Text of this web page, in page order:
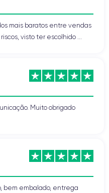
mais baratos entre vendas
visto ter escolhido ...
Muito obrigado
bem embalado, entrega